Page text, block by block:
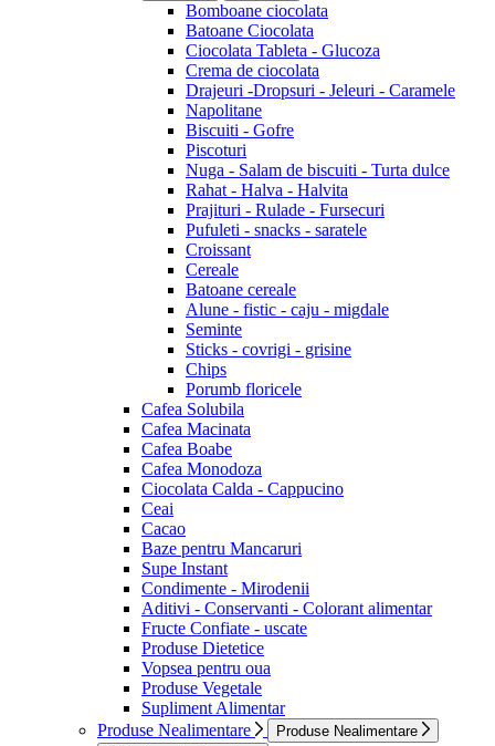
Bomboane ciocolata
Batoane Ciocolata
Ciocolata Tableta - Glucoza
Crema de ciocolata
Drajeuri -Dropsuri - Jeleuri - Caramele
Napolitane
Biscuiti - Gofre
Piscoturi
Nuga - Salam de biscuiti - Turta dulce
Rahat - Halva - Halvita
Prajituri - Rulade - Fursecuri
Pufuleti - snacks - saratele
Croissant
Cereale
Batoane cereale
Alune - fistic - caju - migdale
Seminte
Sticks - covrigi - grisine
Chips
Porumb floricele
Cafea Solubila
Cafea Macinata
Cafea Boabe
Cafea Monodoza
Ciocolata Calda - Cappucino
Ceai
Cacao
Baze pentru Mancaruri
Supe Instant
Condimente - Mirodenii
Aditivi - Conservanti - Colorant alimentar
Fructe Confiate - uscate
Produse Dietetice
Vopsea pentru oua
Produse Vegetale
Supliment Alimentar
Produse Nealimentare
Produse Nealimentare